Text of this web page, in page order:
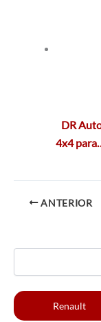
DR
4x4
ANTERIOR
Renault